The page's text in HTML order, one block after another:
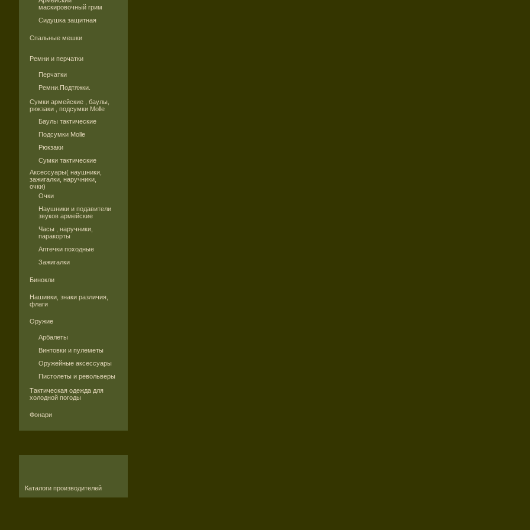
маскировочный грим
Сидушка защитная
Спальные мешки
Ремни и перчатки
Перчатки
Ремни.Подтяжки.
Сумки армейские , баулы,
рюкзаки , подсумки Molle
Баулы тактические
Подсумки Molle
Рюкзаки
Сумки тактические
Аксессуары( наушники,
зажигалки, наручники,
очки)
Очки
Наушники и подавители
звуков армейские
Часы , наручники,
паракорты
Аптечки походные
Зажигалки
Бинокли
Нашивки, знаки различия,
флаги
Оружие
Арбалеты
Винтовки и пулеметы
Оружейные аксессуары
Пистолеты и револьверы
Тактическая одежда для
холодной погоды
Фонари
Каталоги производителей